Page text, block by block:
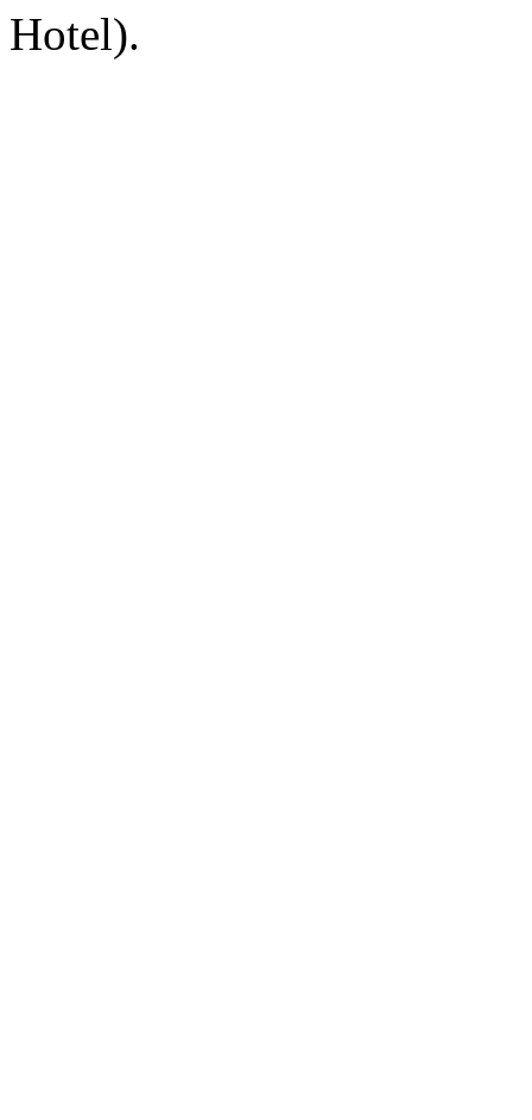
Hotel).